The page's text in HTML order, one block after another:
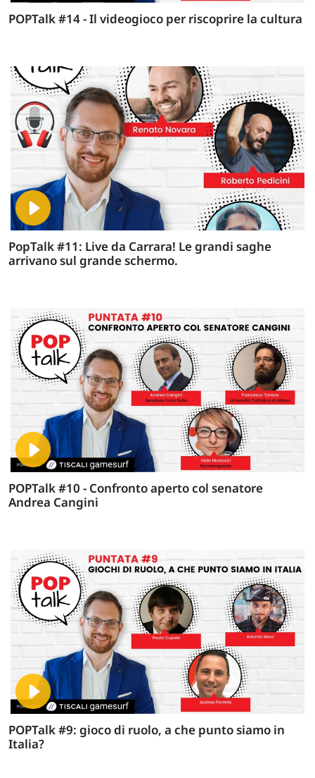
POPTalk #14 - Il videogioco per riscoprire la cultura
PopTalk #11: Live da Carrara! Le grandi saghe
arrivano sul grande schermo.
POPTalk #10 - Confronto aperto col senatore
Andrea Cangini
POPTalk #9: gioco di ruolo, a che punto siamo in
Italia?